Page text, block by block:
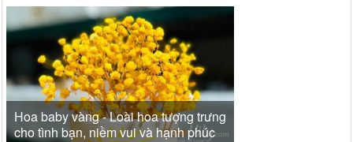
Hoa baby vàng - Loài hoa tượng trưng
cho tình bạn, niềm vui và hạnh phúc